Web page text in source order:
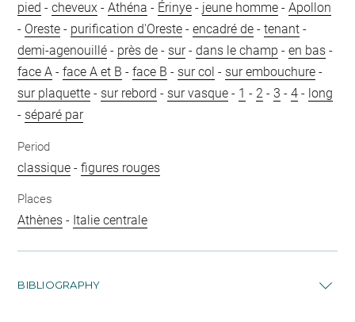
pied -cheveux -Athéna - Érinye - jeune homme -Apollon
- Oreste - purification d'Oreste -encadré de -tenant -
demi-agenouillé - près de - sur-dans le champ -en bas -
face A -face A et B -face B - sur col - sur embouchure -
sur plaquette - sur rebord - sur vasque - 1 - 2 -3 -4 - long
- séparé par
Period
classique -figures rouges
Places
Athènes - Italie centrale
BIBLIOGRAPHY